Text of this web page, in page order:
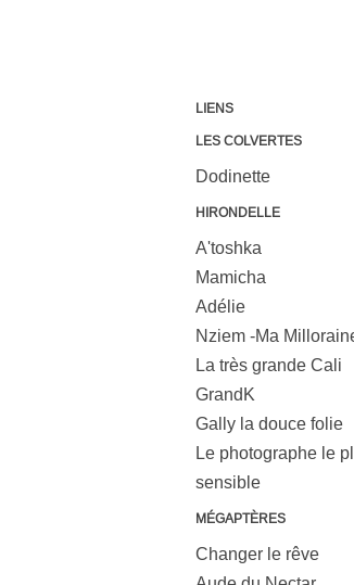
LIENS
LES COLVERTES
Dodinette
HIRONDELLE
A'toshka
Mamicha
Adélie
Nziem -Ma
La très grande Cali
GrandK
Gally la douce folie
Le photographe le
sensible
MÉGAPTÈRES
Changer le rêve